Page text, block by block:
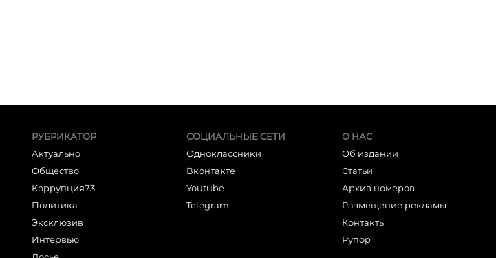
РУБРИКАТОР
Актуально
Общество
Коррупция73
Политика
Эксклюзив
Интервью
СОЦИАЛЬНЫЕ СЕТИ
Одноклассники
Вконтакте
Youtube
Telegram
О НАС
Об издании
Статьи
Архив номеров
Размещение рекламы
Контакты
Рупор